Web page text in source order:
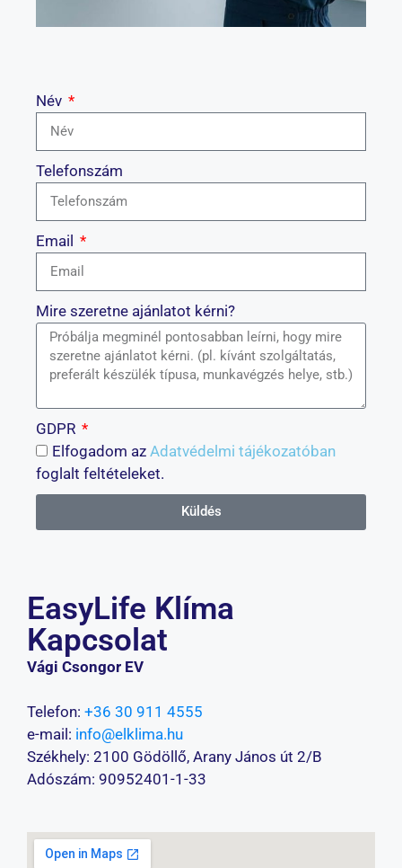
Név
Telefonszám
Email
Mire szeretne ajánlatot kérni?
GDPR
Elfogadom az Adatvédelmi tájékozatóban
foglalt feltételeket.
Küldés
EasyLife Klíma
Kapcsolat
Vági Csongor EV
Telefon: +36 30 911 4555
e-mail: info@elklima.hu
Székhely: 2100 Gödöllő, Arany János út 2/B
Adószám: 90952401-1-33